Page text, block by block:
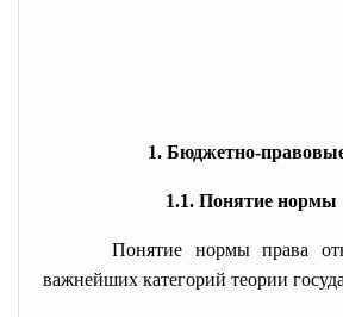
1. Бюджетно-
1.1. Понятие нормы
Понятие нормы права
важнейших категорий теории